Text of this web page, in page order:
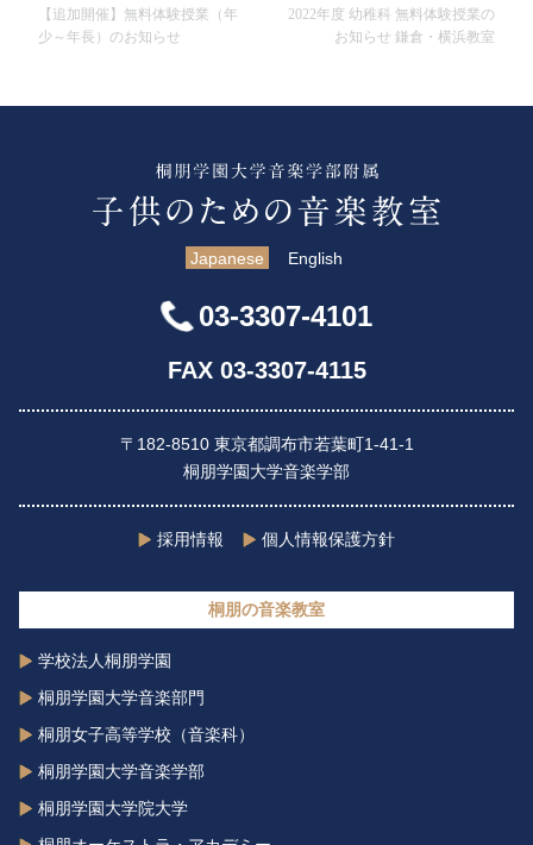
【追加開催】無料体験授業（年
少～年長）のお知らせ
2022年度 幼稚科 無料体験授業の
お知らせ 鎌倉・横浜教室
Japanese English
03-3307-4101
FAX 03-3307-4115
〒182-8510 東京都調布市若葉町1-41-1
桐朋学園大学音楽学部
採用情報 個人情報保護方針
桐朋の音楽教室
学校法人桐朋学園
桐朋学園大学音楽部門
桐朋女子高等学校（音楽科）
桐朋学園大学音楽学部
桐朋学園大学院大学